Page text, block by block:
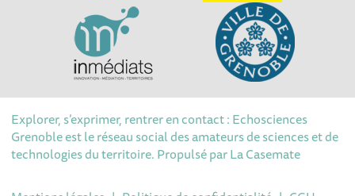
Explorer, s’exprimer, rentrer en contact : Echosciences
Grenoble est le réseau social des amateurs de sciences et de
technologies du territoire. Propulsé parLa Casemate